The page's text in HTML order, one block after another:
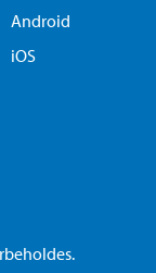
Android
iOS